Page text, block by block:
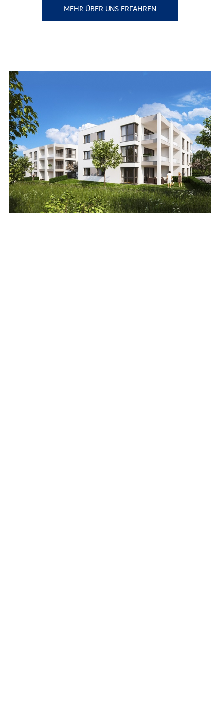
MEHR ÜBER UNS ERFAHREN